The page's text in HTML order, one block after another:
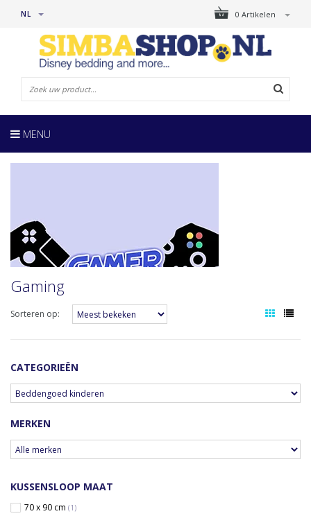
0 Artikelen
NL
MENU
Gaming
Sorteren op:
CATEGORIEËN
MERKEN
KUSSENSLOOP MAAT
70 x 90 cm (1)